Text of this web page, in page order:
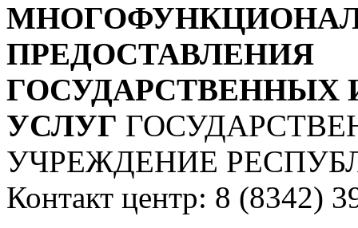
ПРЕДОСТАВЛЕНИЯ
УСЛУГ
УЧРЕЖДЕНИЕ
Контакт центр: 8 (8342)